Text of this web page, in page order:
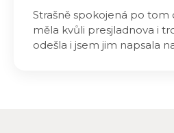
Strašně spokojená po tom
měla kvůli presjladnova i
odešla i jsem jim napsala